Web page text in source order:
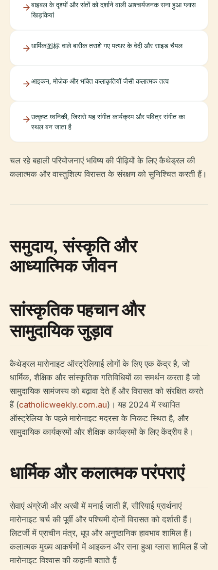
बाइबल के दृश्यों और संतों को दर्शाने वाली आश्चर्यजनक सना हुआ ग्लास
खिड़कियां
धार्मिक图标 वाले बारीक तराशे गए पत्थर के वेदी और साइड चैपल
आइकन, मोज़ेक और भक्ति कलाकृतियों जैसी कलात्मक तत्व
उत्कृष्ट ध्वनिकी, जिससे यह संगीत कार्यक्रम और पवित्र संगीत का
स्थल बन जाता है
चल रहे बहाली परियोजनाएं भविष्य की पीढ़ियों के लिए कैथेड्रल की
कलात्मक और वास्तुशिल्प विरासत के संरक्षण को सुनिश्चित करती हैं।
समुदाय, संस्कृति और
आध्यात्मिक जीवन
सांस्कृतिक पहचान और
सामुदायिक जुड़ाव
कैथेड्रल मारोनाइट ऑस्ट्रेलियाई लोगों के लिए एक केंद्र है, जो
धार्मिक, शैक्षिक और सांस्कृतिक गतिविधियों का समर्थन करता है जो
सामुदायिक सामंजस्य को बढ़ावा देते हैं और विरासत को संरक्षित करते
हैं (catholicweekly.com.au)। यह 2024 में स्थापित
ऑस्ट्रेलिया के पहले मारोनाइट मदरसा के निकट स्थित है, और
सामुदायिक कार्यक्रमों और शैक्षिक कार्यक्रमों के लिए केंद्रीय है।
धार्मिक और कलात्मक परंपराएं
सेवाएं अंग्रेजी और अरबी में मनाई जाती हैं, सीरियाई प्रार्थनाएं
मारोनाइट चर्च की पूर्वी और पश्चिमी दोनों विरासत को दर्शाती हैं।
लिटर्जी में प्राचीन मंत्र, धूप और अनुष्ठानिक हावभाव शामिल हैं।
कलात्मक मुख्य आकर्षणों में आइकन और सना हुआ ग्लास शामिल हैं जो
मारोनाइट विश्वास की कहानी बताते हैं